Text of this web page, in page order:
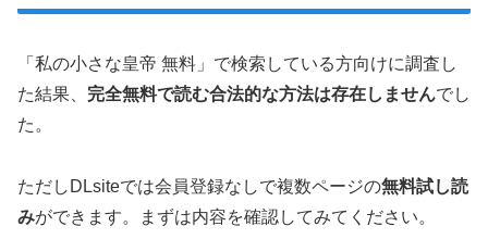
「私の小さな皇帝 無料」で検索している方向けに調査し
た結果、 完全無料で読む合法的な方法は存在しませんでし
た。
ただしDLsiteでは会員登録なしで複数ページの無料試し読
みができます。まずは内容を確認してみてください。